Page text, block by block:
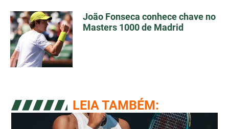
João Fonseca conhece chave no
Masters 1000 de Madrid
LEIA TAMBÉM: